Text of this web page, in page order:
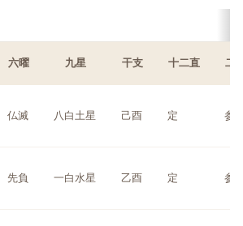
六曜 九星 干支 十二直 二
仏滅 八白土星 己酉 定 参
先負 一白水星 乙酉 定 参